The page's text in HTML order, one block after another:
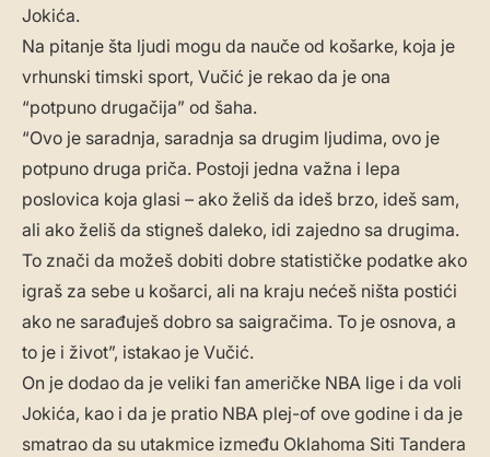
Jokića.
Na pitanje šta ljudi mogu da nauče od košarke, koja je
vrhunski timski sport, Vučić je rekao da je ona
“potpuno drugačija” od šaha.
“Ovo je saradnja, saradnja sa drugim ljudima, ovo je
potpuno druga priča. Postoji jedna važna i lepa
poslovica koja glasi – ako želiš da ideš brzo, ideš sam,
ali ako želiš da stigneš daleko, idi zajedno sa drugima.
To znači da možeš dobiti dobre statističke podatke ako
igraš za sebe u košarci, ali na kraju nećeš ništa postići
ako ne sarađuješ dobro sa saigračima. To je osnova, a
to je i život”, istakao je Vučić.
On je dodao da je veliki fan američke NBA lige i da voli
Jokića, kao i da je pratio NBA plej-of ove godine i da je
smatrao da su utakmice između Oklahoma Siti Tandera